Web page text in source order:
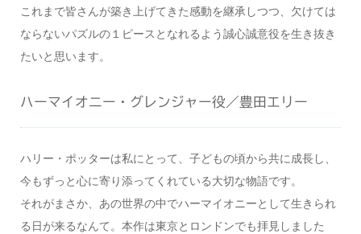
これまで皆さんが築き上げてきた感動を継承しつつ、欠けては
ならないパズルの１ピースとなれるよう誠心誠意役を生き抜き
たいと思います。
ハーマイオニー・グレンジャー役／豊田エリー
ハリー・ポッターは私にとって、子どもの頃から共に成長し、
今もずっと心に寄り添ってくれている大切な物語です。
それがまさか、あの世界の中でハーマイオニーとして生きられ
る日が来るなんて。本作は東京とロンドンでも拝見しました